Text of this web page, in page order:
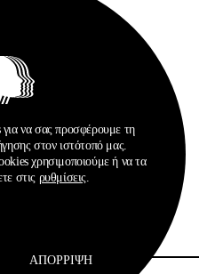
Αρχεία
να σας προσφέρουμε τη
στον ιστότοπό μας.
χρησιμοποιούμε ή να τα
στις ρυθμίσεις
ΑΠΌΡΡΙΨΗ